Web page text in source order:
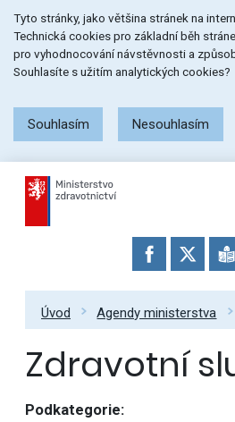
na
menu
na
obsah
na
patičku
stránky
Tyto stránky, jako většina stránek na
Technická cookies pro základní běh
pro vyhodnocování návstěvnosti a
Souhlasíte s užitím analytických cookies?
Souhlasím Nesouhlasím
Úvod Agendy ministerstva
Zdravotní
Podkategorie: